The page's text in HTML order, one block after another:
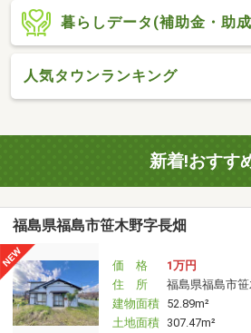
暮らしデータ(補助金・助
人気タウンランキング
新着!おすす
福島県福島市笹木野字長畑
価 格
1万円
住 所
福島県福島市
建物面積 52.89m²
土地面積 307.47m²